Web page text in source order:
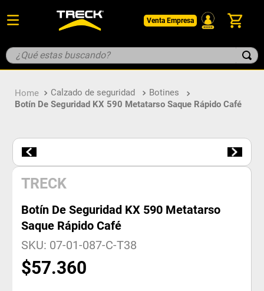
Venta Empresa
¿Qué estas buscando?
Calzado de seguridad
Botines
Botín De Seguridad KX 590 Metatarso Saque Rápido Café
TRECK
Botín De Seguridad KX 590 Metatarso
Saque Rápido Café
SKU: 07-01-087-C-T38
$57.360
1. botin